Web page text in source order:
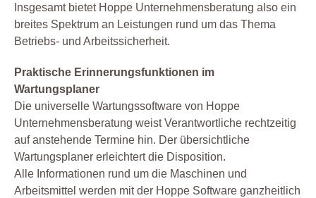
Insgesamt bietet Hoppe Unternehmensberatung also ein
breites Spektrum an Leistungen rund um das Thema
Betriebs- und Arbeitssicherheit.
Praktische Erinnerungsfunktionen im
Wartungsplaner
Die universelle Wartungssoftware von Hoppe
Unternehmensberatung weist Verantwortliche rechtzeitig
auf anstehende Termine hin. Der übersichtliche
Wartungsplaner erleichtert die Disposition.
Alle Informationen rund um die Maschinen und
Arbeitsmittel werden mit der Hoppe Software ganzheitlich